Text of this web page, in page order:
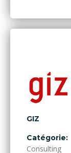
GIZ
Catégorie:
Consulting